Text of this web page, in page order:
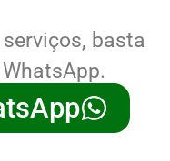
basta